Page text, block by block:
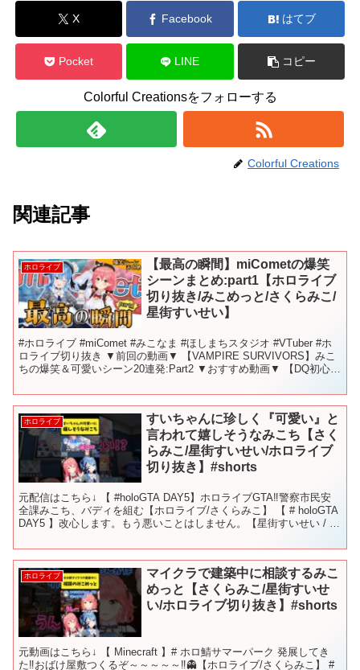
X Facebook はてブ
Pocket LINE コピー
Colorful Creationsをフォローする
Colorful Creations
関連記事
ホロライブ
【最高の瞬間】miCometの爆笑
シーンまとめ:part1【ホロライブ
切り抜き/みこめっと/さくらみこ/
星街すいせい】
#ホロライブ #miComet #みこなま #ほしまちスタジオ #VTuber #ホ
ロライブ切り抜き ▼前回の動画▼ 【VAMPIRE SURVIVORS】みこ
ちの爆笑＆可愛いシーン20連発:Part2 ▼おすすめ動画▼ 【DQ初心者
ホロライブ
すいちゃんに珍しく『可愛い』と
言われて嬉しそうなみこち【さく
らみこ/星街すいせい/ホロライブ
切り抜き】#shorts
元配信はこちら↓ 【 #holoGTA DAY5】ホロライブGTA‼警察市民安
全課みこち、バディを組む【ホロライブ/さくらみこ】 【 # holoGTA
DAY5 】改心します。もう悪いことはしません。【星街すいせい / ホ
ホロライブ
マイクラで建築中に相談するみこ
めっと【さくらみこ/星街すいせ
い/ホロライブ切り抜き】#shorts
元動画はこちら↓ 【 Minecraft 】# ホロ鯖サマーパーク 発展してき
た‼おばけ屋敷つくるぞ～～～～～‼👻【ホロライブ/さくらみこ】 #